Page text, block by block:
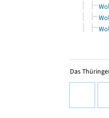
Das